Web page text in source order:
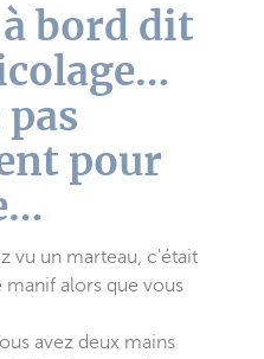
bord dit
pour
vu un marteau, c'était
manif alors que vous
avez deux mains